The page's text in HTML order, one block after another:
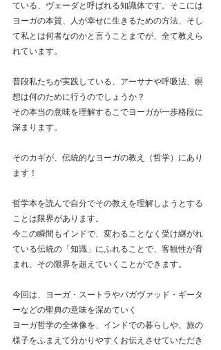
ている、ヴェーダと呼ばれる知識体です。そこには
ヨーガの本質、人が幸せに生きるための方法、そし
て私とは何者なのかと言うことまでが、全て教えら
れています。
普段私たちが実践している、アーサナや呼吸法、瞑
想は何のために行うのでしょうか？
その本当の意味を理解するこでヨーガが一歩格段に
深まります。
そのカギが、伝統的なヨーガの教え（哲学）にあり
ます！
哲学本を読んで自分でその教えを理解しようとする
ことは限界があります。
今この瞬間もインドで、変わることなく受け継がれ
ている伝統の「知識」にふれることで、客観性が育
まれ、その限界を超えていくことができます。
今回は、ヨーガ・スートラやバガヴァッド・ギータ
ーなどの聖典の意味を深めていく
ヨーガ哲学の全体像を、インドでの暮らしや、旅の
様子をふまえて分かりやすくお伝えさせていただき